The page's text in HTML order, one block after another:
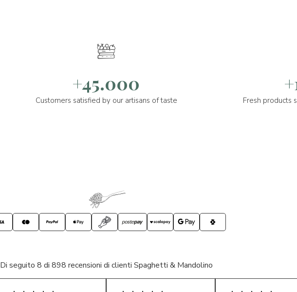
+45.000
Customers satisfied by our artisans of taste Fresh products
Di seguito 8 di 898 recensioni di clienti Spaghetti & Mandolino